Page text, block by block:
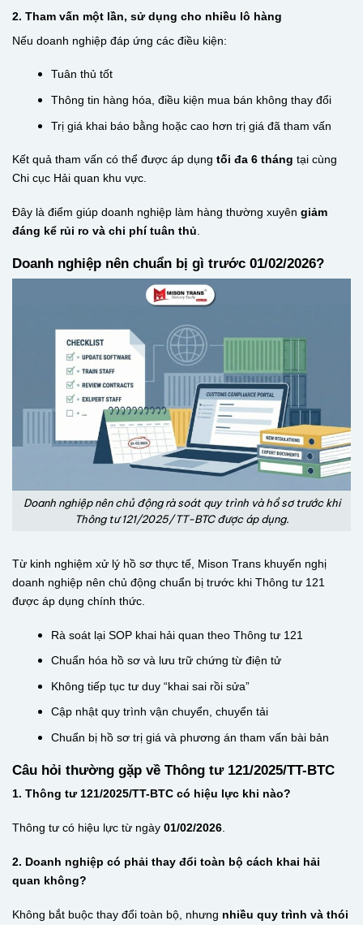
2. Tham vấn một lần, sử dụng cho nhiều lô hàng
Nếu doanh nghiệp đáp ứng các điều kiện:
Tuân thủ tốt
Thông tin hàng hóa, điều kiện mua bán không thay đổi
Trị giá khai báo bằng hoặc cao hơn trị giá đã tham vấn
Kết quả tham vấn có thể được áp dụng tối đa 6 tháng tại cùng
Chi cục Hải quan khu vực.
Đây là điểm giúp doanh nghiệp làm hàng thường xuyên giảm
đáng kể rủi ro và chi phí tuân thủ
Doanh nghiệp nên chuẩn bị gì trước 01/02/2026?
Doanh nghiệp nên chủ động rà soát quy trình và hồ sơ trước khi
Thông tư 121/2025/TT-BTC được áp dụng.
Từ kinh nghiệm xử lý hồ sơ thực tế, Mison Trans khuyến nghị
doanh nghiệp nên chủ động chuẩn bị trước khi Thông tư 121
được áp dụng chính thức.
Rà soát lại SOP khai hải quan theo Thông tư 121
Chuẩn hóa hồ sơ và lưu trữ chứng từ điện tử
Không tiếp tục tư duy “khai sai rồi sửa”
Cập nhật quy trình vận chuyển, chuyển tải
Chuẩn bị hồ sơ trị giá và phương án tham vấn bài bản
Câu hỏi thường gặp về Thông tư 121/2025/TT-BTC
1. Thông tư 121/2025/TT-BTC có hiệu lực khi nào?
Thông tư có hiệu lực từ ngày 01/02/2026
2. Doanh nghiệp có phải thay đổi toàn bộ cách khai hải
quan không?
Không bắt buộc thay đổi toàn bộ, nhưng nhiều quy trình và thói